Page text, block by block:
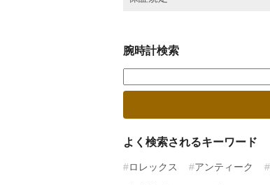
腕時計検索
よく検索されるキーワード
ロレックス アンティーク